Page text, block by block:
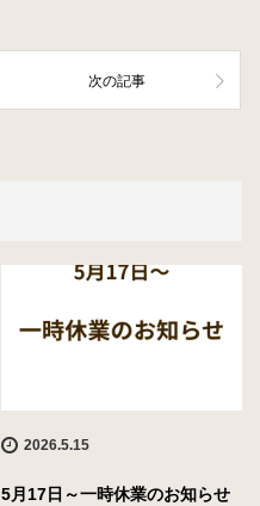
次の記事
2026.5.15
5月17日～一時休業のお知らせ